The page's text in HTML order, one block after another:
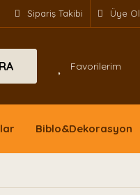
Sipariş Takibi Üye Ol
Favorilerim
Biblo&Dekorasyon